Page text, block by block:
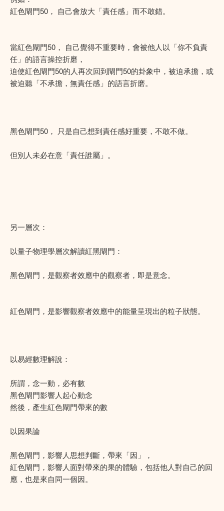
紅色閘門50， 自己會放大「責任感」而不敢錯。
當紅色閘門50， 自己覺得不重要時，會被他人以「你不負責
任」的語言操控折磨，
迫使紅色閘門50的人再次回到閘門50的卦象中，被迫承擔，或
被迫聽「不承擔，無責任感」的語言折磨。
黑色閘門50， 只是自己想到責任感好重要，不敢不做。
但別人未必在意「責任誰屬」。
另一層次：
以量子物理學層次解讀紅黑閘門：
黑色閘門，是觀察者效應中的觀察者，即是意念。
紅色閘門，是影響觀察者效應中的能量呈現出的粒子狀態。
以易經數理解說：
所謂，念一動，必有數
黑色閘門影響人起心動念
然後，產生紅色閘門帶來的數
以因果論
黑色閘門，影響人思想判斷，帶來「因」，
紅色閘門，影響人面對帶來的果的體驗，包括他人對自己的回
應，也是來自同一個因。